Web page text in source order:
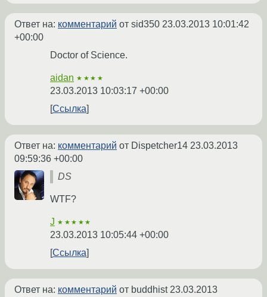
Ответ на: комментарий от sid350 23.03.2013 10:01:42
+00:00
Doctor of Science.
aidan ★★★★
23.03.2013 10:03:17 +00:00
Ссылка
Ответ на: комментарий от Dispetcher14 23.03.2013
09:59:36 +00:00
DS
WTF?
J ★★★★★
23.03.2013 10:05:44 +00:00
Ссылка
Ответ на: комментарий от buddhist23.03.2013